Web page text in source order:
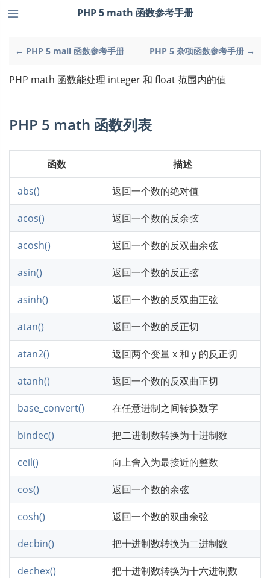
← PHP 5 mail 函数参考手册 PHP 5 杂项函数参考手册 →
PHP 5 math 函数参考手册
PHP math 函数能处理 integer 和 float 范围内的值
PHP 5 math 函数列表
函数 描述
abs() 返回一个数的绝对值
acos() 返回一个数的反余弦
acosh() 返回一个数的反双曲余弦
asin() 返回一个数的反正弦
asinh() 返回一个数的反双曲正弦
atan() 返回一个数的反正切
atan2() 返回两个变量 x 和 y 的反正切
atanh() 返回一个数的反双曲正切
base_convert() 在任意进制之间转换数字
bindec() 把二进制数转换为十进制数
ceil() 向上舍入为最接近的整数
cos() 返回一个数的余弦
cosh() 返回一个数的双曲余弦
decbin() 把十进制数转换为二进制数
dechex() 把十进制数转换为十六进制数